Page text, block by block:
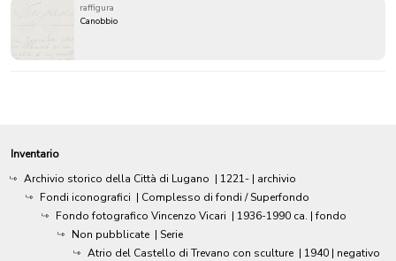
raffigura
Canobbio
Inventario
Archivio storico della Città di Lugano | 1221- | archivio
Fondi iconografici | Complesso di fondi / Superfondo
Fondo fotografico Vincenzo Vicari | 1936-1990 ca. | fondo
Non pubblicate | Serie
Atrio del Castello di Trevano con sculture | 1940 | negativo